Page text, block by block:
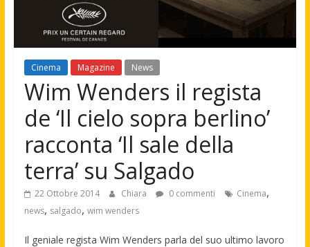
Cinema Magazine News
Wim Wenders il regista
de ‘Il cielo sopra berlino’
racconta ‘Il sale della
terra’ su Salgado
22 Ottobre 2014 Chiara 0 commenti Cinema,
news, salgado, wim wenders
Il geniale regista Wim Wenders parla del suo ultimo lavoro